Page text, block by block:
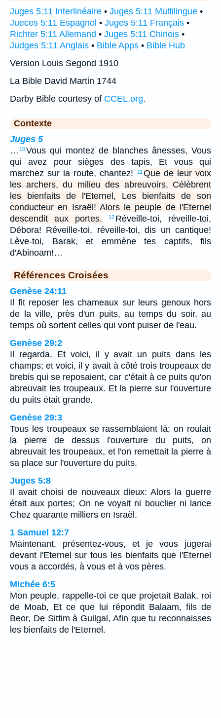
Juges 5:11 Interlinéaire • Juges 5:11 Multilingue •
Jueces 5:11 Espagnol • Juges 5:11 Français •
Richter 5:11 Allemand • Juges 5:11 Chinois •
Judges 5:11 Anglais • Bible Apps • Bible Hub
Version Louis Segond 1910
La Bible David Martin 1744
Darby Bible courtesy of CCEL.org.
Contexte
Juges 5
… 10Vous qui montez de blanches ânesses, Vous
qui avez pour sièges des tapis, Et vous qui
marchez sur la route, chantez!
11 Que de leur voix
les archers, du milieu des abreuvoirs, Célèbrent
les bienfaits de l'Eternel, Les bienfaits de son
conducteur en Israël! Alors le peuple de l'Eternel
descendit aux portes.
12 Réveille-toi, réveille-toi,
Débora! Réveille-toi, réveille-toi, dis un cantique!
Lève-toi, Barak, et emmène tes captifs, fils
d'Abinoam!…
Références Croisées
Genèse 24:11
Il fit reposer les chameaux sur leurs genoux hors
de la ville, près d'un puits, au temps du soir, au
temps où sortent celles qui vont puiser de l'eau.
Genèse 29:2
Il regarda. Et voici, il y avait un puits dans les
champs; et voici, il y avait à côté trois troupeaux de
brebis qui se reposaient, car c'était à ce puits qu'on
abreuvait les troupeaux. Et la pierre sur l'ouverture
du puits était grande.
Genèse 29:3
Tous les troupeaux se rassemblaient là; on roulait
la pierre de dessus l'ouverture du puits, on
abreuvait les troupeaux, et l'on remettait la pierre à
sa place sur l'ouverture du puits.
Juges 5:8
Il avait choisi de nouveaux dieux: Alors la guerre
était aux portes; On ne voyait ni bouclier ni lance
Chez quarante milliers en Israël.
1 Samuel 12:7
Maintenant, présentez-vous, et je vous jugerai
devant l'Eternel sur tous les bienfaits que l'Eternel
vous a accordés, à vous et à vos pères.
Michée 6:5
Mon peuple, rappelle-toi ce que projetait Balak, roi
de Moab, Et ce que lui répondit Balaam, fils de
Beor, De Sittim à Guilgal, Afin que tu reconnaisses
les bienfaits de l'Eternel.